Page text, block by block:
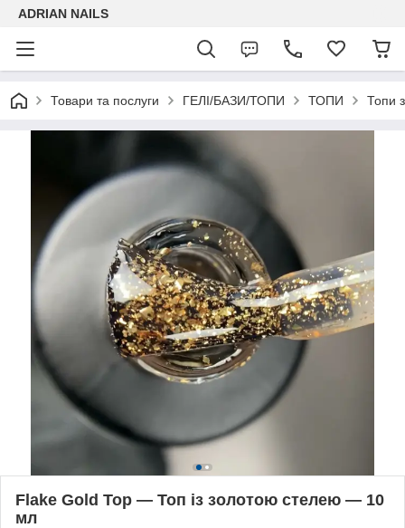
ADRIAN NAILS
Товари та послуги ГЕЛІ/БАЗИ/ТОПИ ТОПИ Топи
Flake Gold Top — Топ із золотою стелею — 10
мл